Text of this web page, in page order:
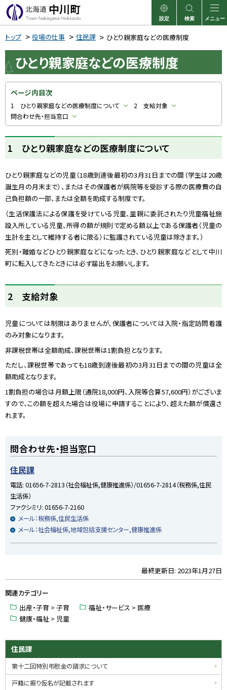
本
へ
メ
ニ
ュ
中川町 表示
設定
検索
サイト内検索
メニュー
トップ 役場の仕事 住民課 ひとり親家庭などの医療制度
ひとり親家庭などの医療制度
ページ内目次
1 ひとり親家庭などの医療制度について
2 支給対象
問合わせ先・担当窓口
1 ひとり親家庭などの医療制度について
ひとり親家庭などの児童（18歳到達後最初の3月31日までの間（学生は20歳
誕生月の月末まで）、またはその保護者が病院等を受診する際の医療費の自
己負担額の一部、または全額を助成する制度です。
（生活保護法による保護を受けている児童、里親に委託されたり児童福祉施
設入所している児童、所得の額が規則で定める額以上である保護者（児童の
生計を主として維持する者に限る）に監護されている児童は除きます。）
死別・離婚などひとり親家庭などになったとき、ひとり親家庭などとして中川
町に転入してきたときには必ず届出をお願いします。
ッ
に
戻
る
2 支給対象
児童については制限はありませんが、保護者については入院・指定訪問看護
のみ対象になります。
非課税世帯は全額助成、課税世帯は1割負担となります。
ただし、課税世帯であっても18歳到達後最初の3月31日までの間の児童は全
額助成となります。
1割負担の場合は月額上限（通院18,000円、入院等合算57,600円）がございま
すので、この額を超えた場合は役場に申請することにより、超えた額が償還さ
れます。
に
戻
る
問合わせ先・担当窓口
住民課
電話: 01656-7-2813（社会福祉係,健康推進係）/01656-7-2814（税務係,住民
生活係）
ファクシミリ: 01656-7-2160
メール：税務係,住民生活係
メール：社会福祉係,地域包括支援センター,健康推進係
ッ
プ
に
戻
最終更新日: 2023年1月27日
関連カテゴリー
出産・子育 > 子育
福祉・サービス > 医療
健康・福祉 > 児童
サ
イ
ド
住民課
第十二回特別弔慰金の請求について
戸籍に振り仮名が記載されます